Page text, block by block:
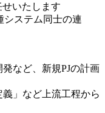
いたします
システム同士の連
など、新規PJの計画
義」など上流工程から